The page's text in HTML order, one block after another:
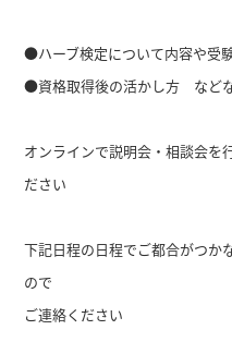
●ハーブ検定について内容や受
●資格取得後の活かし方 など
オンラインで説明会・相談会を
ださい
下記日程の日程でご都合がつか
ので
ご連絡ください